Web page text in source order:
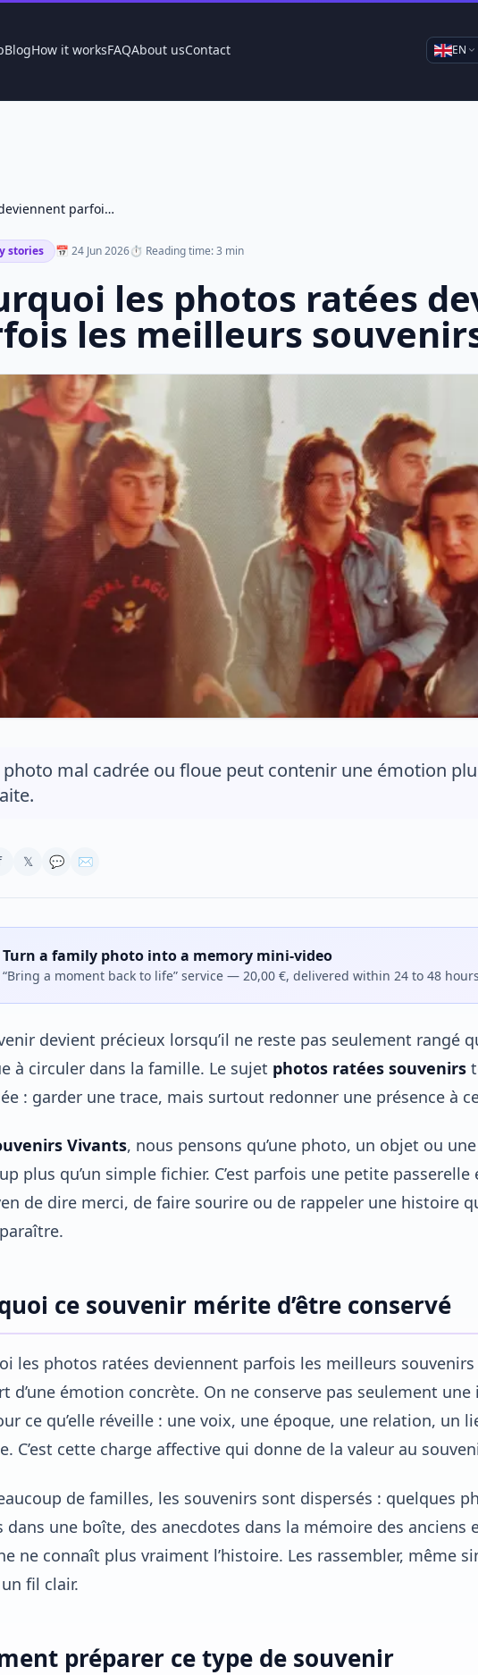
BlogHow it worksFAQAbout usContact EN
Pourquoi les photos ratées deviennent parfois les meilleurs souvenirs
stories 📅 24 Jun 2026⏱ Reading time: 3 min
les photos ratées
les meilleurs
photo mal cadrée ou floue peut contenir une émotion
𝕏 💬 ✉
Turn a family photo into a memory mini-video
“Bring a moment back to life” service — 20,00 €, delivered within 24 to 48
devient précieux lorsqu’il ne reste pas seulement rangé
à circuler dans la famille. Le sujet photos ratées souvenirs
: garder une trace, mais surtout redonner une présence à
Vivants, nous pensons qu’une photo, un objet ou
plus qu’un simple fichier. C’est parfois une petite
de dire merci, de faire sourire ou de rappeler une histoire
ce souvenir mérite d’être conservé
les photos ratées deviennent parfois les meilleurs
d’une émotion concrète. On ne conserve pas seulement
ce qu’elle réveille : une voix, une époque, une relation, un
C’est cette charge affective qui donne de la valeur au
de familles, les souvenirs sont dispersés : quelques
dans une boîte, des anecdotes dans la mémoire des
ne connaît plus vraiment l’histoire. Les rassembler, même
fil clair.
préparer ce type de souvenir